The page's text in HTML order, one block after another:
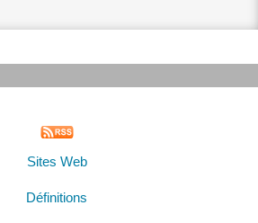
Sites Web
Définitions